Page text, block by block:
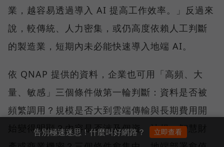
業，越容易透過導入 AI 提高工作效率。」反過來
說，較傳統、人力密集，或仍高度依賴人工判斷
的製造業，短期內未必能快速導入地端 AI。
依 QNAP 提供的資料，企業也可用「高頻、大
量、敏感」三個條件做第一輪判斷：資料是否被
頻繁調用？規模是否大到雲端傳輸與長期費用開
始變得明顯？內容是否涉及個資、法規、智慧財
告別極速迷思！什麼叫好網路？ 立即查看